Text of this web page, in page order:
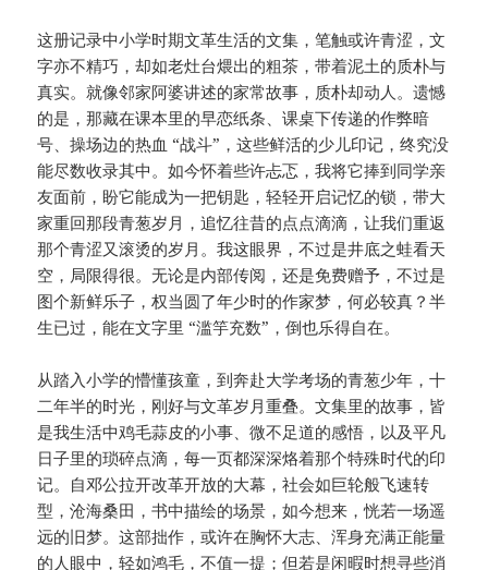
这册记录中小学时期文革生活的文集，笔触或许青涩，文
字亦不精巧，却如老灶台煨出的粗茶，带着泥土的质朴与
真实。就像邻家阿婆讲述的家常故事，质朴却动人。遗憾
的是，那藏在课本里的早恋纸条、课桌下传递的作弊暗
号、操场边的热血 “战斗”，这些鲜活的少儿印记，终究没
能尽数收录其中。如今怀着些许忐忑，我将它捧到同学亲
友面前，盼它能成为一把钥匙，轻轻开启记忆的锁，带大
家重回那段青葱岁月，追忆往昔的点点滴滴，让我们重返
那个青涩又滚烫的岁月。我这眼界，不过是井底之蛙看天
空，局限得很。无论是内部传阅，还是免费赠予，不过是
图个新鲜乐子，权当圆了年少时的作家梦，何必较真？半
生已过，能在文字里 “滥竽充数”，倒也乐得自在。
从踏入小学的懵懂孩童，到奔赴大学考场的青葱少年，十
二年半的时光，刚好与文革岁月重叠。文集里的故事，皆
是我生活中鸡毛蒜皮的小事、微不足道的感悟，以及平凡
日子里的琐碎点滴，每一页都深深烙着那个特殊时代的印
记。自邓公拉开改革开放的大幕，社会如巨轮般飞速转
型，沧海桑田，书中描绘的场景，如今想来，恍若一场遥
远的旧梦。这部拙作，或许在胸怀大志、浑身充满正能量
的人眼中，轻如鸿毛，不值一提；但若是闲暇时想寻些消